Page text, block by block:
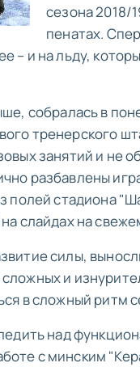
сезона 2018/
пенатах.
– и на льду,
собралась в
тренерского
занятий и не
разбавлены
полей стадиона
слайдах на
силы,
и
в сложный ритм
над
с минским